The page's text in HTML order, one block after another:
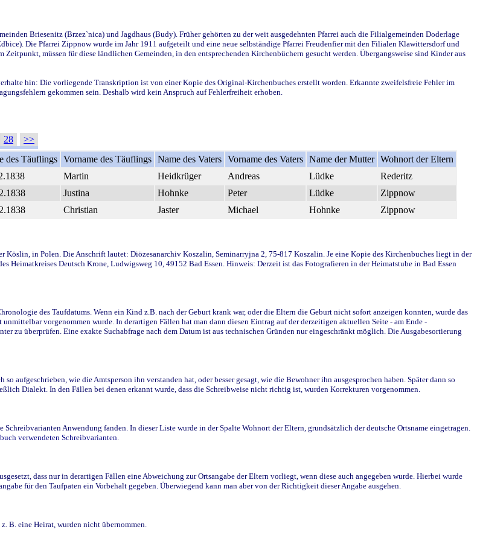
Briesenitz (Brzez`nica) und Jagdhaus (Budy). Früher gehörten zu der weit ausgedehnten Pfarrei auch die Filialgemeinden Doderlage
Die Pfarrei Zippnow wurde im Jahr 1911 aufgeteilt und eine neue selbständige Pfarrei Freudenfier mit den Filialen Klawittersdorf und
müssen für diese ländlichen Gemeinden, in den entsprechenden Kirchenbüchern gesucht werden. Übergangsweise sind Kinder aus
hin: Die vorliegende Transkription ist von einer Kopie des Original-Kirchenbuches erstellt worden. Erkannte zweifelsfreie Fehler im
gekommen sein. Deshalb wird kein Anspruch auf Fehlerfreiheit erhoben.
28
>>
des Täuflings Vorname des Täuflings Name des Vaters Vorname des Vaters Name der Mutter Wohnort der Eltern
Martin Heidkrüger Andreas Lüdke
Rederitz
Justina Hohnke Peter Lüdke
Zippnow
Christian Jaster Michael Hohnke Zippnow
in Polen. Die Anschrift lautet: Diözesanarchiv Koszalin, Seminarryjna 2, 75-817 Koszalin. Je eine Kopie des Kirchenbuches liegt in der
Heimatkreises Deutsch Krone, Ludwigsweg 10, 49152 Bad Essen. Hinweis: Derzeit ist das Fotografieren in der Heimatstube in Bad Essen
des Taufdatums. Wenn ein Kind z.B. nach der Geburt krank war, oder die Eltern die Geburt nicht sofort anzeigen konnten, wurde das
vorgenommen wurde. In derartigen Fällen hat man dann diesen Eintrag auf der derzeitigen aktuellen Seite - am Ende -
zu überprüfen. Eine exakte Suchabfrage nach dem Datum ist aus technischen Gründen nur eingeschränkt möglich. Die Ausgabesortierung
aufgeschrieben, wie die Amtsperson ihn verstanden hat, oder besser gesagt, wie die Bewohner ihn ausgesprochen haben. Später dann so
Dialekt. In den Fällen bei denen erkannt wurde, dass die Schreibweise nicht richtig ist, wurden Korrekturen vorgenommen.
Anwendung fanden. In dieser Liste wurde in der Spalte Wohnort der Eltern, grundsätzlich der deutsche Ortsname eingetragen.
verwendeten Schreibvarianten.
dass nur in derartigen Fällen eine Abweichung zur Ortsangabe der Eltern vorliegt, wenn diese auch angegeben wurde. Hierbei wurde
für den Taufpaten ein Vorbehalt gegeben. Überwiegend kann man aber von der Richtigkeit dieser Angabe ausgehen.
B. eine Heirat, wurden nicht übernommen.